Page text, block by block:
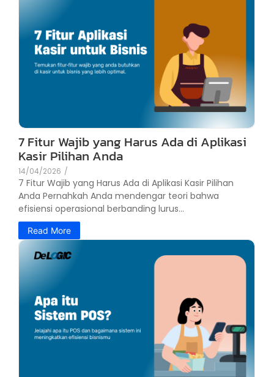
7 Fitur Wajib yang Harus Ada di Aplikasi
Kasir Pilihan Anda
14/04/2026 /
7 Fitur Wajib yang Harus Ada di Aplikasi Kasir Pilihan
Anda Pernahkah Anda mendengar teori bahwa
efisiensi operasional berbanding lurus...
Read More